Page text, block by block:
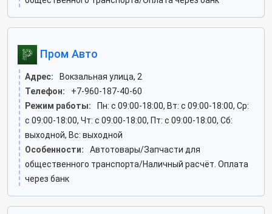
Пром Авто
Адрес:
Вокзальная улица, 2
Телефон:
+7-960-187-40-60
Режим работы:
Пн: c 09:00-18:00, Вт: c 09:00-18:00, Ср:
c 09:00-18:00, Чт: c 09:00-18:00, Пт: c 09:00-18:00, Сб:
выходной, Вс: выходной
Особенности:
Автотовары/Запчасти для
общественного транспорта/Наличный расчёт. Оплата
через банк